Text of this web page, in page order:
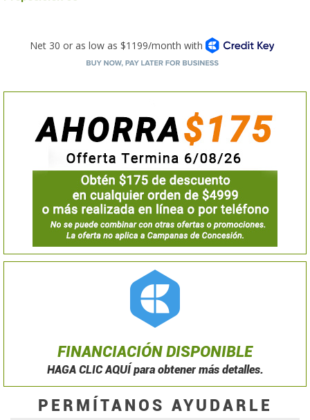
FINANCIACIÓN DISPONIBLE
HAGA CLIC AQUÍ para obtener más detalles.
PERMÍTANOS AYUDARLE